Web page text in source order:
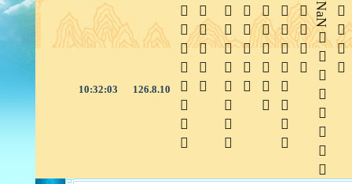
10:32:04 126.8.10 
 
NaN




